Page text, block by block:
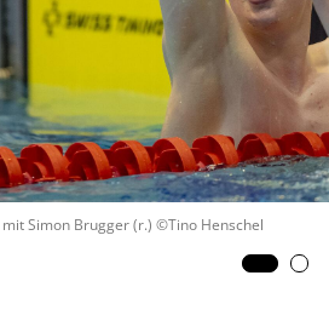
Simon Brugger (r.) ©Tino Henschel
Schwimmsport